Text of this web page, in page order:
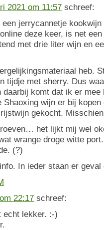
2021 om 11:57 schreef:
jerrycannetje
deze keer, is net
met drie liter wijn en
heb.
tijdje met sherry. Dus
daarbij komt dat ik er
wijn er bij
gekocht.
het lijkt mij wel
wrange droge witte
(?)
In ieder staan er geval
22:17 schreef:
echt lekker. :-)